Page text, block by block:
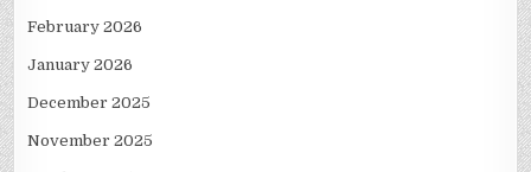
February 2026
January 2026
December 2025
November 2025